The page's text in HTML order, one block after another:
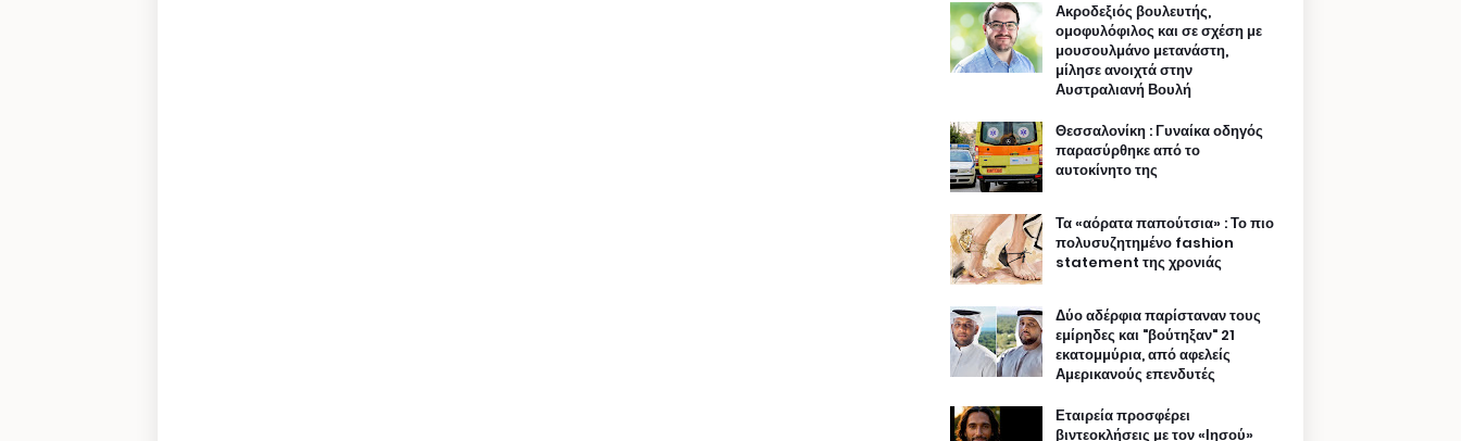
Ακροδεξιός βουλευτής,
ομοφυλόφιλος και σε σχέση με
μουσουλμάνο μετανάστη,
μίλησε ανοιχτά στην
Αυστραλιανή Βουλή
Θεσσαλονίκη : Γυναίκα οδηγός
παρασύρθηκε από το
αυτοκίνητο της
Τα «αόρατα παπούτσια» : Το πιο
πολυσυζητημένο fashion
statement της χρονιάς
Δύο αδέρφια παρίσταναν τους
εμίρηδες και "βούτηξαν" 21
εκατομμύρια, από αφελείς
Αμερικανούς επενδυτές
Εταιρεία προσφέρει
βιντεοκλήσεις με τον «Ιησού»